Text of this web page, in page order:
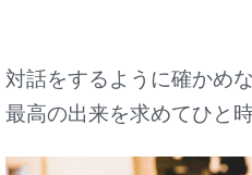
対話をするように確かめ
最高の出来を求めてひと